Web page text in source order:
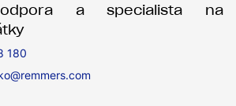
a specialista na
180